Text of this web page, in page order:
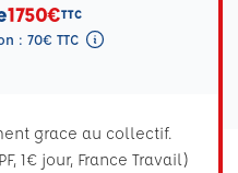
1750€TTC
: 70€ TTC
grace au collectif.
1€ jour, France Travail)